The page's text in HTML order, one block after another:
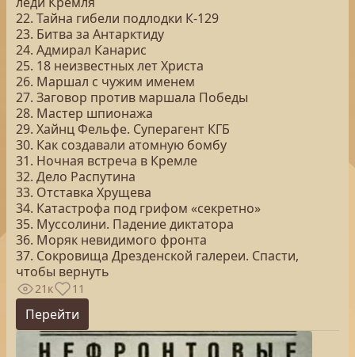
22. Тайна гибели подлодки К-129
23. Битва за Антарктиду
24. Адмирал Канарис
25. 18 неизвестных лет Христа
26. Маршал с чужим именем
27. Заговор против маршала Победы
28. Мастер шпионажа
29. Хайнц Фельфе. Суперагент КГБ
30. Как создавали атомную бомбу
31. Ночная встреча в Кремле
32. Дело Распутина
33. Отставка Хрущева
34. Катастрофа под грифом «секретно»
35. Муссолини. Падение диктатора
36. Моряк невидимого фронта
37. Сокровища Дрезденской галереи. Спасти,
чтобы вернуть
21к 11
Перейти